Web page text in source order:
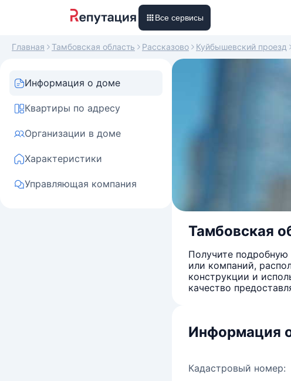
Все сервисы
Главная Тамбовская область Рассказово Куйбышевский проезд
Информация о доме
Квартиры по адресу
Организации в доме
Характеристики
Управляющая компания
Тамбовская
Получите
или компаний,
конструкции и
качество
Информация
Кадастровый номер: